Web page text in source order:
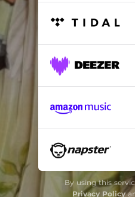
By using this
Privacy Policy